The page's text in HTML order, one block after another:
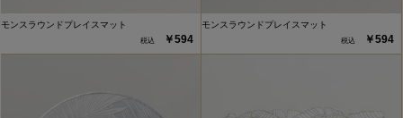
モンスラウンドプレイスマット
￥594
モンスラウンドプレイスマット
￥594